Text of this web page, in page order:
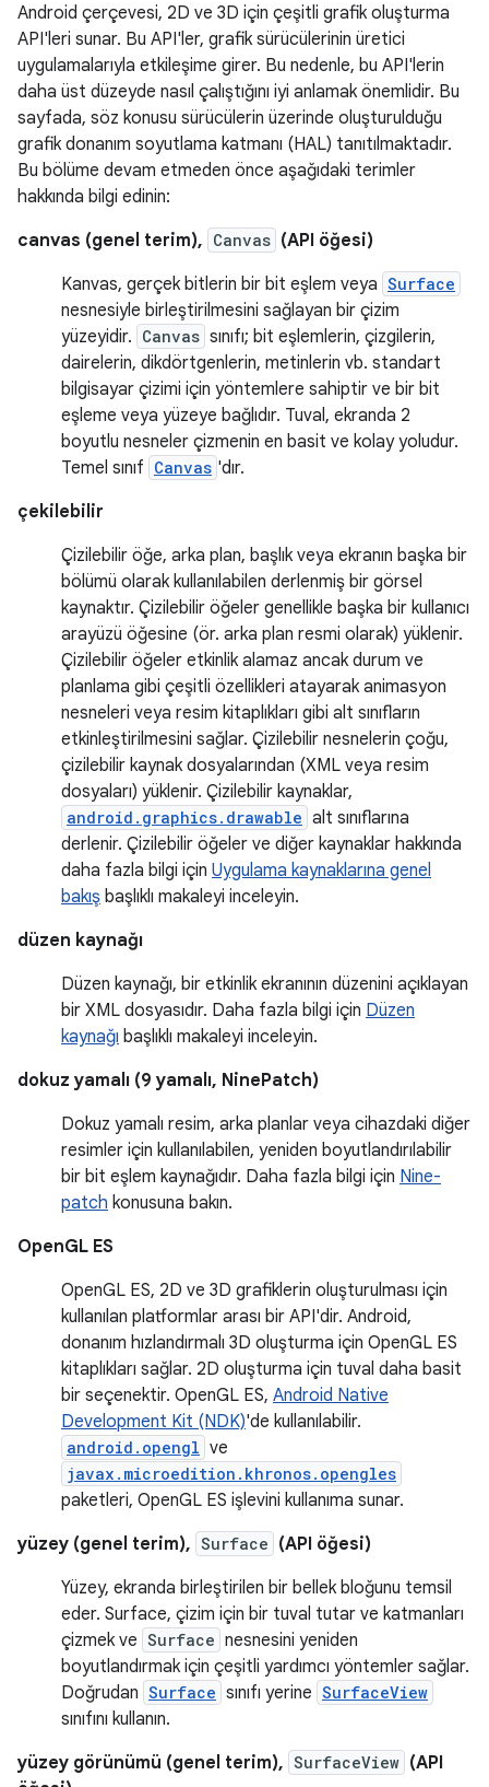
Android çerçevesi, 2D ve 3D için çeşitli grafik oluşturma
API'leri sunar. Bu API'ler, grafik sürücülerinin üretici
uygulamalarıyla etkileşime girer. Bu nedenle, bu API'lerin
daha üst düzeyde nasıl çalıştığını iyi anlamak önemlidir. Bu
sayfada, söz konusu sürücülerin üzerinde oluşturulduğu
grafik donanım soyutlama katmanı (HAL) tanıtılmaktadır.
Bu bölüme devam etmeden önce aşağıdaki terimler
hakkında bilgi edinin:
canvas (genel terim), Canvas (API öğesi)
Kanvas, gerçek bitlerin bir bit eşlem veya Surface
nesnesiyle birleştirilmesini sağlayan bir çizim
yüzeyidir. Canvas sınıfı; bit eşlemlerin, çizgilerin,
dairelerin, dikdörtgenlerin, metinlerin vb. standart
bilgisayar çizimi için yöntemlere sahiptir ve bir bit
eşleme veya yüzeye bağlıdır. Tuval, ekranda 2
boyutlu nesneler çizmenin en basit ve kolay yoludur.
Temel sınıf Canvas 'dır.
çekilebilir
Çizilebilir öğe, arka plan, başlık veya ekranın başka bir
bölümü olarak kullanılabilen derlenmiş bir görsel
kaynaktır. Çizilebilir öğeler genellikle başka bir kullanıcı
arayüzü öğesine (ör. arka plan resmi olarak) yüklenir.
Çizilebilir öğeler etkinlik alamaz ancak durum ve
planlama gibi çeşitli özellikleri atayarak animasyon
nesneleri veya resim kitaplıkları gibi alt sınıfların
etkinleştirilmesini sağlar. Çizilebilir nesnelerin çoğu,
çizilebilir kaynak dosyalarından (XML veya resim
dosyaları) yüklenir. Çizilebilir kaynaklar,
android.graphics.drawable alt sınıflarına
derlenir. Çizilebilir öğeler ve diğer kaynaklar hakkında
daha fazla bilgi için Uygulama kaynaklarına genel
bakış başlıklı makaleyi inceleyin.
düzen kaynağı
Düzen kaynağı, bir etkinlik ekranının düzenini açıklayan
bir XML dosyasıdır. Daha fazla bilgi için Düzen
kaynağı başlıklı makaleyi inceleyin.
dokuz yamalı (9 yamalı, NinePatch)
Dokuz yamalı resim, arka planlar veya cihazdaki diğer
resimler için kullanılabilen, yeniden boyutlandırılabilir
bir bit eşlem kaynağıdır. Daha fazla bilgi için Nine-
patch konusuna bakın.
OpenGL ES
OpenGL ES, 2D ve 3D grafiklerin oluşturulması için
kullanılan platformlar arası bir API'dir. Android,
donanım hızlandırmalı 3D oluşturma için OpenGL ES
kitaplıkları sağlar. 2D oluşturma için tuval daha basit
bir seçenektir. OpenGL ES, Android Native
Development Kit (NDK)'de kullanılabilir.
android.opengl ve
javax.microedition.khronos.opengles
paketleri, OpenGL ES işlevini kullanıma sunar.
yüzey (genel terim), Surface (API öğesi)
Yüzey, ekranda birleştirilen bir bellek bloğunu temsil
eder. Surface, çizim için bir tuval tutar ve katmanları
çizmek ve Surface nesnesini yeniden
boyutlandırmak için çeşitli yardımcı yöntemler sağlar.
Doğrudan Surface sınıfı yerine SurfaceView
sınıfını kullanın.
yüzey görünümü (genel terim), SurfaceView (API